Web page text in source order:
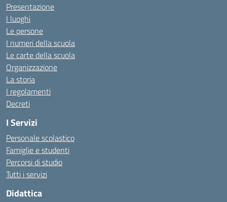
Presentazione
I luoghi
Le persone
I numeri della scuola
Le carte della scuola
Organizzazione
La storia
I regolamenti
Decreti
I Servizi
Personale scolastico
Famiglie e studenti
Percorsi di studio
Tutti i servizi
Didattica